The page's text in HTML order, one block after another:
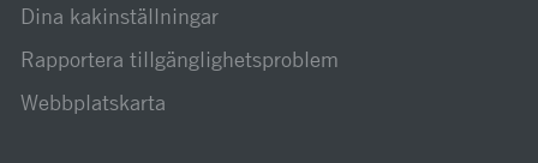
Dina kakinställningar
Rapportera tillgänglighetsproblem
Webbplatskarta